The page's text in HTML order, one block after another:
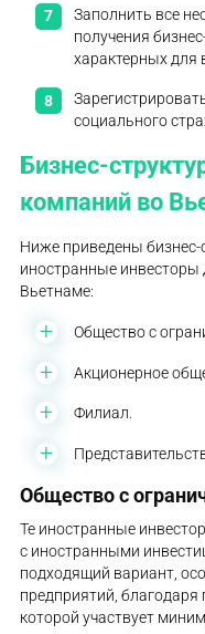
Заполнить все
получения
характерных для
социального
Бизнес-
компаний во
Ниже приведены
иностранные
Вьетнаме:
Общество с
Акционерное
Филиал.
Общество с
Те иностранные
с иностранными
подходящий вариант,
предприятий, благодаря
которой участвует